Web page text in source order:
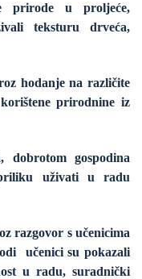
prirode u proljeće,
teksturu drveća,
hodanje na različite
prirodnine iz
dobrotom gospodina
uživati u radu
razgovor s učenicima
učenici su pokazali
u radu, suradnički